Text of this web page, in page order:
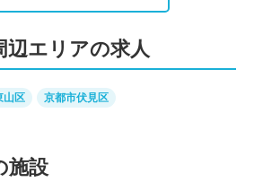
辺エリアの求人
山区 京都市伏見区
施設